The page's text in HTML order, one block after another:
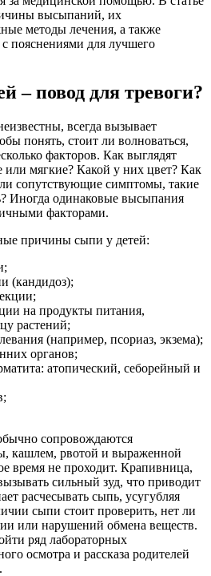
высыпаний, их
методы лечения, а также
пояснениями для лучшего
– повод для тревоги?
всегда вызывает
понять, стоит ли волноваться,
факторов. Как выглядят
мягкие? Какой у них цвет? Как
ли сопутствующие симптомы, такие
Иногда одинаковые высыпания
факторами.
причины сыпи у детей:
(кандидоз);
на продукты питания,
растений;
(например, псориаз, экзема);
органов;
атопический, себорейный и
сопровождаются
кашлем, рвотой и выраженной
время не проходит. Крапивница,
сильный зуд, что приводит
расчесывать сыпь, усугубляя
сыпи стоит проверить, нет ли
или нарушений обмена веществ.
ряд лабораторных
осмотра и рассказа родителей